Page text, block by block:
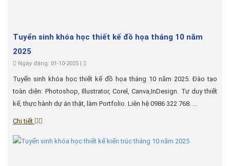
Tuyển sinh khóa học thiết kế đồ họa tháng 10 năm
2025
Ngày đăng: 01-10-2025 |
Tuyển sinh khóa học thiết kế đồ họa tháng 10 năm 2025. Đào tạo
toàn diện: Photoshop, Illustrator, Corel, Canva,InDesign. Tư duy thiết
kế, thực hành dự án thật, làm Portfolio. Liên hệ 0986 322 768. ...
Chi tiết